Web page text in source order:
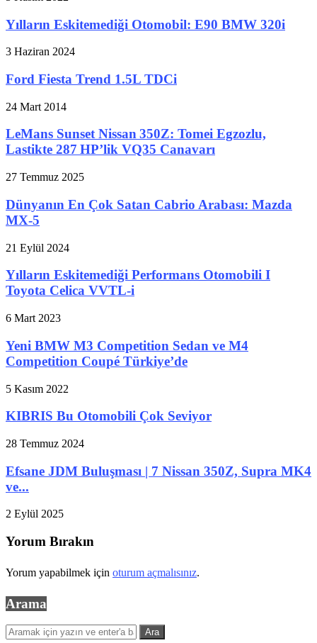
Yılların Eskitemediği Otomobil: E90 BMW 320i
3 Haziran 2024
Ford Fiesta Trend 1.5L TDCi
24 Mart 2014
LeMans Sunset Nissan 350Z: Tomei Egzozlu,
Lastikte 287 HP’lik VQ35 Canavarı
27 Temmuz 2025
Dünyanın En Çok Satan Cabrio Arabası: Mazda
MX-5
21 Eylül 2024
Yılların Eskitemediği Performans Otomobili I
Toyota Celica VVTL-i
6 Mart 2023
Yeni BMW M3 Competition Sedan ve M4
Competition Coupé Türkiye’de
5 Kasım 2022
KIBRIS Bu Otomobili Çok Seviyor
28 Temmuz 2024
Efsane JDM Buluşması | 7 Nissan 350Z, Supra MK4
ve...
2 Eylül 2025
Yorum Bırakın
Yorum yapabilmek için oturum açmalısınız.
Arama